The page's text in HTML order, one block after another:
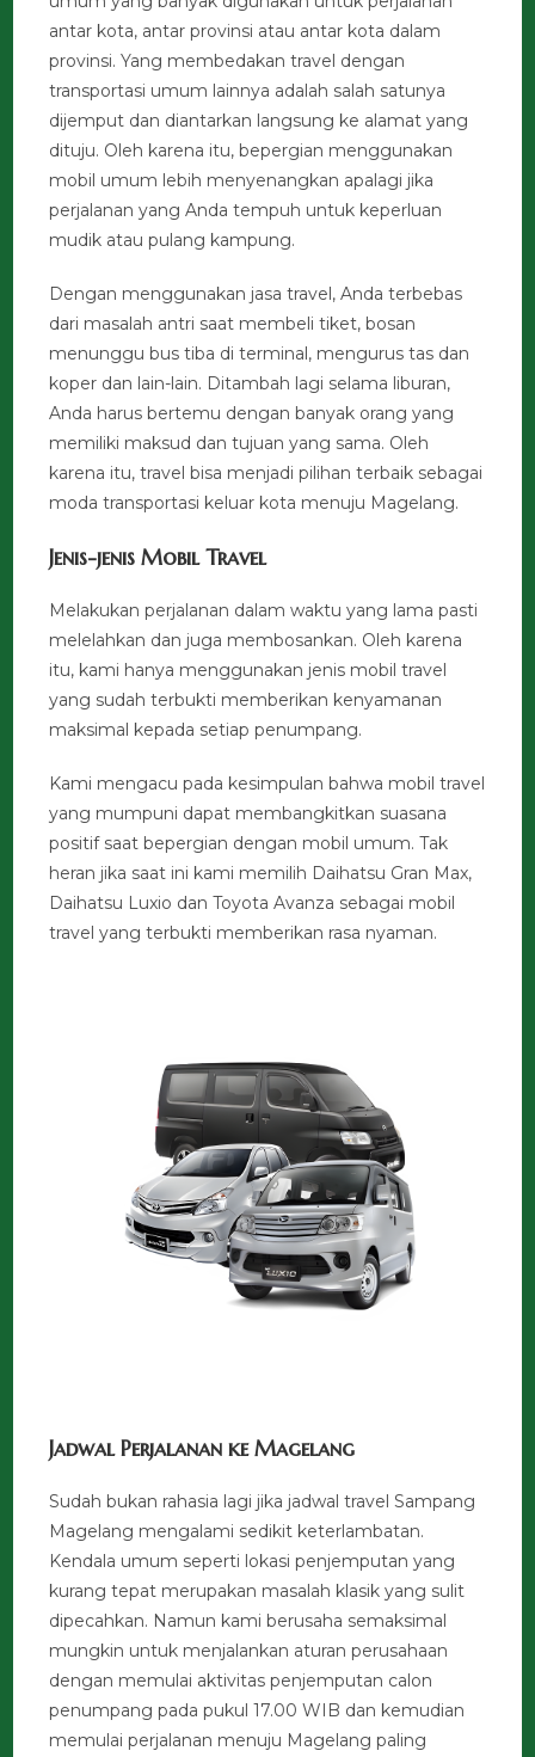
antar kota, antar provinsi atau antar kota dalam
provinsi. Yang membedakan travel dengan
transportasi umum lainnya adalah salah satunya
dijemput dan diantarkan langsung ke alamat yang
dituju. Oleh karena itu, bepergian menggunakan
mobil umum lebih menyenangkan apalagi jika
perjalanan yang Anda tempuh untuk keperluan
mudik atau pulang kampung.
Dengan menggunakan jasa travel, Anda terbebas
dari masalah antri saat membeli tiket, bosan
menunggu bus tiba di terminal, mengurus tas dan
koper dan lain-lain. Ditambah lagi selama liburan,
Anda harus bertemu dengan banyak orang yang
memiliki maksud dan tujuan yang sama. Oleh
karena itu, travel bisa menjadi pilihan terbaik sebagai
moda transportasi keluar kota menuju Magelang.
Jenis-jenis Mobil Travel
Melakukan perjalanan dalam waktu yang lama pasti
melelahkan dan juga membosankan. Oleh karena
itu, kami hanya menggunakan jenis mobil travel
yang sudah terbukti memberikan kenyamanan
maksimal kepada setiap penumpang.
Kami mengacu pada kesimpulan bahwa mobil travel
yang mumpuni dapat membangkitkan suasana
positif saat bepergian dengan mobil umum. Tak
heran jika saat ini kami memilih Daihatsu Gran Max,
Daihatsu Luxio dan Toyota Avanza sebagai mobil
travel yang terbukti memberikan rasa nyaman.
Jadwal Perjalanan ke Magelang
Sudah bukan rahasia lagi jika jadwal travel Sampang
Magelang mengalami sedikit keterlambatan.
Kendala umum seperti lokasi penjemputan yang
kurang tepat merupakan masalah klasik yang sulit
dipecahkan. Namun kami berusaha semaksimal
mungkin untuk menjalankan aturan perusahaan
dengan memulai aktivitas penjemputan calon
penumpang pada pukul 17.00 WIB dan kemudian
memulai perjalanan menuju Magelang paling